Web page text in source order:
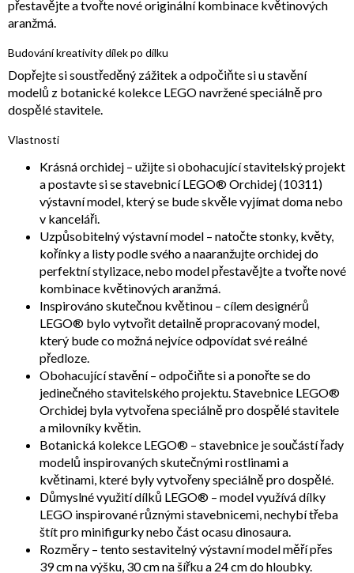
přestavějte a tvořte nové originální kombinace květinových
aranžmá.
Budování kreativity dílek po dílku
Dopřejte si soustředěný zážitek a odpočiňte si u stavění
modelů z botanické kolekce LEGO navržené speciálně pro
dospělé stavitele.
Vlastnosti
Krásná orchidej – užijte si obohacující stavitelský projekt
a postavte si se stavebnicí LEGO® Orchidej (10311)
výstavní model, který se bude skvěle vyjímat doma nebo
v kanceláři.
Uzpůsobitelný výstavní model – natočte stonky, květy,
kořínky a listy podle svého a naaranžujte orchidej do
perfektní stylizace, nebo model přestavějte a tvořte nové
kombinace květinových aranžmá.
Inspirováno skutečnou květinou – cílem designérů
LEGO® bylo vytvořit detailně propracovaný model,
který bude co možná nejvíce odpovídat své reálné
předloze.
Obohacující stavění – odpočiňte si a ponořte se do
jedinečného stavitelského projektu. Stavebnice LEGO®
Orchidej byla vytvořena speciálně pro dospělé stavitele
a milovníky květin.
Botanická kolekce LEGO® – stavebnice je součástí řady
modelů inspirovaných skutečnými rostlinami a
květinami, které byly vytvořeny speciálně pro dospělé.
Důmyslné využití dílků LEGO® – model využívá dílky
LEGO inspirované různými stavebnicemi, nechybí třeba
štít pro minifigurky nebo část ocasu dinosaura.
Rozměry – tento sestavitelný výstavní model měří přes
39 cm na výšku, 30 cm na šířku a 24 cm do hloubky.